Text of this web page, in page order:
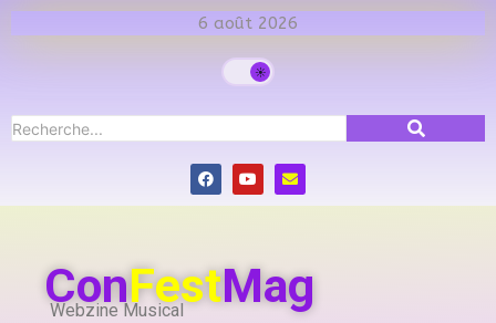
6 août 2026
ConFestMag
Webzine Musical